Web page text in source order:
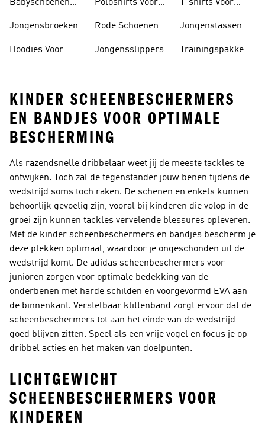
Babyschoenen
Jongensbroeken
Hoodies Voor
Poloshirts Voor
Rode Schoenen
Jongensslippers
T-shirts Voor
Jongenstassen
Trainingspakken
KINDER SCHEENBESCHERMERS
EN BANDJES VOOR OPTIMALE
BESCHERMING
Als razendsnelle dribbelaar weet jij de meeste tackles te
ontwijken. Toch zal de tegenstander jouw benen tijdens de
wedstrijd soms toch raken. De schenen en enkels kunnen
behoorlijk gevoelig zijn, vooral bij kinderen die volop in de
groei zijn kunnen tackles vervelende blessures opleveren.
Met de kinder scheenbeschermers en bandjes bescherm je
deze plekken optimaal, waardoor je ongeschonden uit de
wedstrijd komt. De adidas scheenbeschermers voor
junioren zorgen voor optimale bedekking van de
onderbenen met harde schilden en voorgevormd EVA aan
de binnenkant. Verstelbaar klittenband zorgt ervoor dat de
scheenbeschermers tot aan het einde van de wedstrijd
goed blijven zitten. Speel als een vrije vogel en focus je op
dribbel acties en het maken van doelpunten.
LICHTGEWICHT
SCHEENBESCHERMERS VOOR
KINDEREN